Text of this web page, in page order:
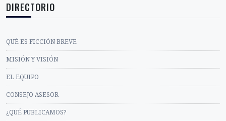
DIRECTORIO
QUÉ ES FICCIÓN BREVE
MISIÓN Y VISIÓN
EL EQUIPO
CONSEJO ASESOR
¿QUÉ PUBLICAMOS?